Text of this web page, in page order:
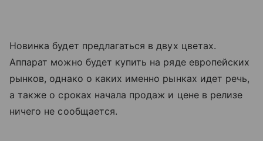
Новинка будет предлагаться в двух цветах.
Аппарат можно будет купить на ряде европейских
рынков, однако о каких именно рынках идет речь,
а также о сроках начала продаж и цене в релизе
ничего не сообщается.